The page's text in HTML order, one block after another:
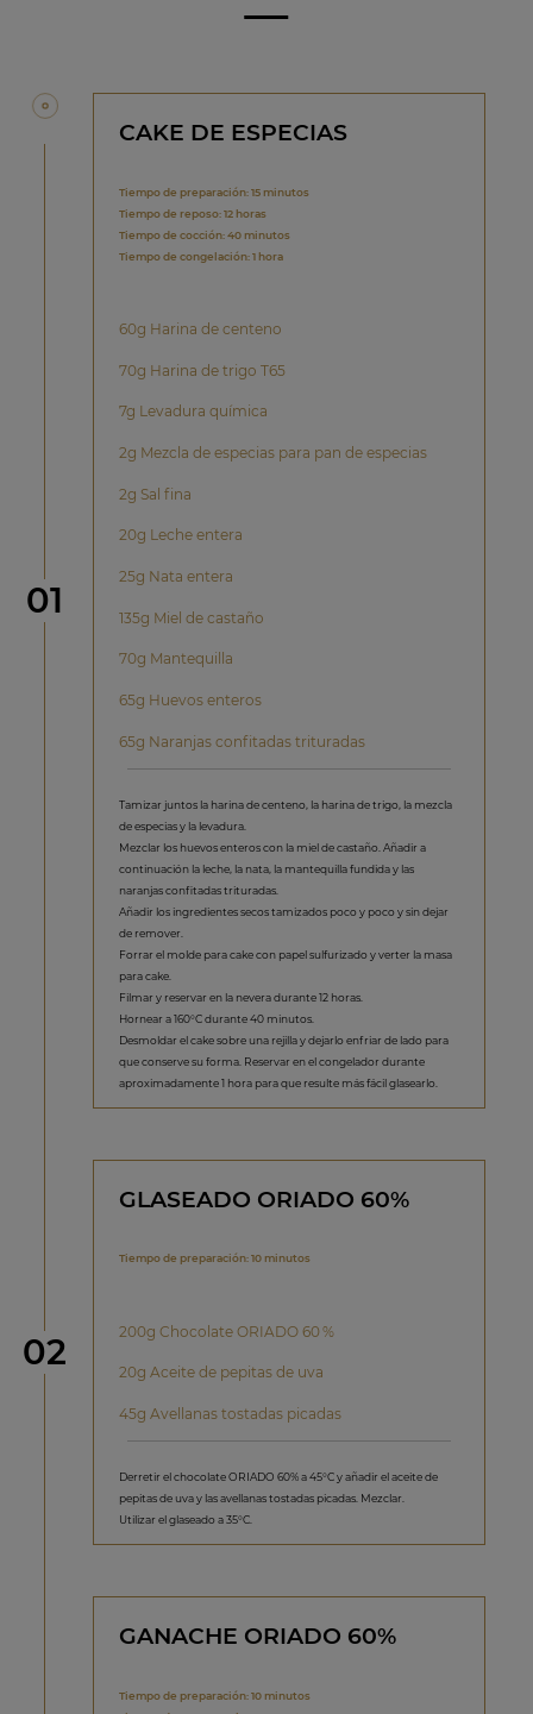
Paso
01
CAKE DE ESPECIAS
Tiempo de preparación: 15 minutos
Tiempo de reposo: 12 horas
Tiempo de cocción: 40 minutos
Tiempo de congelación: 1 hora
60g Harina de centeno
70g Harina de trigo T65
7g Levadura química
2g Mezcla de especias para pan de especias
2g Sal fina
20g Leche entera
25g Nata entera
135g Miel de castaño
70g Mantequilla
65g Huevos enteros
65g Naranjas confitadas trituradas
Tamizar juntos la harina de centeno, la harina de trigo, la mezcla
de especias y la levadura.
Mezclar los huevos enteros con la miel de castaño. Añadir a
continuación la leche, la nata, la mantequilla fundida y las
naranjas confitadas trituradas.
Añadir los ingredientes secos tamizados poco y poco y sin dejar
de remover.
Forrar el molde para cake con papel sulfurizado y verter la masa
para cake.
Filmar y reservar en la nevera durante 12 horas.
Hornear a 160°C durante 40 minutos.
Desmoldar el cake sobre una rejilla y dejarlo enfriar de lado para
que conserve su forma. Reservar en el congelador durante
aproximadamente 1 hora para que resulte más fácil glasearlo.
Paso
02
GLASEADO ORIADO 60%
Tiempo de preparación: 10 minutos
200g Chocolate ORIADO 60 %
20g Aceite de pepitas de uva
45g Avellanas tostadas picadas
Derretir el chocolate ORIADO 60% a 45°C y añadir el aceite de
pepitas de uva y las avellanas tostadas picadas. Mezclar.
Utilizar el glaseado a 35°C.
GANACHE ORIADO 60%
Tiempo de preparación: 10 minutos